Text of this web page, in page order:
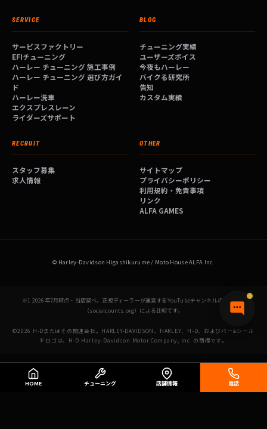
SERVICE
サービスファクトリー
EFIチューニング
ハーレー チューニング 施工事例
ハーレー チューニング 選び方ガイ
ド
ハーレー洗車
エクスプレスレーン
ライダーズサポート
BLOG
チューニング実績
ユーザーズボイス
今夜もハーレー
バイクる研究所
告知
カスタム実績
RECRUIT
スタッフ募集
求人情報
OTHER
サイトマップ
プライバシーポリシー
利用規約・免責事項
リンク
ALFA GAMES
© Harley-Davidson Higashikurume / Moto House ALFA Inc.
※1 2026年7月時点・当店調べ。正規ディーラーが運営するYouTubeチャンネルの登録者数
（socialcounts.org）による比較です。
©2026 H-Dまたはその関連会社。HARLEY-DAVIDSON、HARLEY、H-D、およびバー&シール
ドロゴは、H-D Harley-Davidson Motor Company, Inc. の商標です。
HOME チューニング 店舗情報 電話